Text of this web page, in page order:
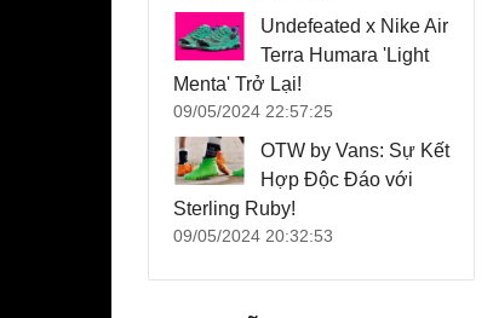
Undefeated x Nike Air
Terra Humara 'Light
Menta' Trở Lại!
09/05/2024 22:57:25
OTW by Vans: Sự Kết
Hợp Độc Đáo với
Sterling Ruby!
09/05/2024 20:32:53